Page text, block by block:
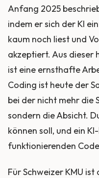
Anfang 2025
indem er sich der KI
kaum noch liest und
akzeptiert. Aus dieser
ist eine ernsthafte
Coding ist heute der
bei der nicht mehr die
sondern die Absicht.
können soll, und ein
funktionierenden
Für Schweizer KMU ist